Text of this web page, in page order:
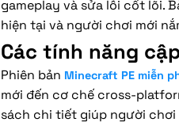
gameplay và sửa lỗi cốt lõi.
hiện tại và người chơi mới
Các tính năng
Phiên bản Minecraft PE miễn
mới đến cơ chế cross-
sách chi tiết giúp người